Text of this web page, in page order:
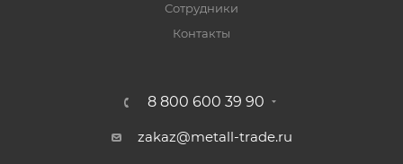
Сотрудники
Контакты
8 800 600 39 90
zakaz@metall-trade.ru